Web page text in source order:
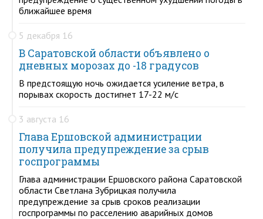
ближайшее время
5 декабря 16
В Саратовской области объявлено о
дневных морозах до -18 градусов
В предстоящую ночь ожидается усиление ветра, в
порывах скорость достигнет 17-22 м/с
3 августа 16
Глава Ершовской администрации
получила предупреждение за срыв
госпрограммы
Глава администрации Ершовского района Саратовской
области Светлана Зубрицкая получила
предупреждение за срыв сроков реализации
госпрограммы по расселению аварийных домов